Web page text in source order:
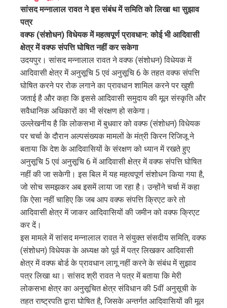
सांसद मन्नालाल रावत ने इस संबंध में समिति को लिखा था सुझाव
पत्र
वक्फ (संशोधन) विधेयक में महत्वपूर्ण प्रावधान: कोई भी आदिवासी
क्षेत्र में वक्फ संपत्ति घोषित नहीं कर सकेगा
उदयपुर। सांसद मन्नालाल रावत ने वक्फ (संशोधन) विधेयक में
आदिवासी क्षेत्र में अनुसूचि 5 एवं अनुसूचि 6 के तहत वक्फ संपत्ति
घोषित करने पर रोक लगाने का प्रावधान शामिल करने पर खुशी
जताई है और कहा कि इससे आदिवासी समुदाय की मूल संस्कृति और
सवैधानिक अधिकारों का भी संरक्षण हो सकेगा।
उल्लेखनीय है कि लोकसभा में बुधवार को वक्फ (संशोधन) विधेयक
पर चर्चा के दौरान अल्पसंख्यक मामलों के मंत्री किरन रिजिजू ने
बताया कि देश के आदिवासियों के संरक्षण को ध्यान में रखते हुए
अनुसूचि 5 एवं अनुसूचि 6 में आदिवासी क्षेत्र में वक्फ संपत्ति घोषित
नहीं की जा सकेगी। इस बिल में यह महत्वपूर्ण संशोधन किया गया है,
जो सोच समझकर अब इसमें लाया जा रहा है। उन्होंने चर्चा में कहा
कि ऐसा नहीं चाहिए कि जब आप वक्फ संपत्ति क्रिएट करे तो
आदिवासी क्षेत्र में जाकर आदिवासियों की जमीन को वक्फ क्रिएट
कर दें।
इस मामले में सांसद मन्नालाल रावत ने संयुक्त संसदीय समिति, वक्फ
(संशोधन) विधेयक के अध्यक्ष को पूर्व में पत्र लिखकर आदिवासी
क्षेत्र में वक्फ बोर्ड के प्रावधान लागू नहीं करने के संबंध में सुझाव
पत्र लिखा था। सांसद श्री रावत ने पत्र में बताया कि मेरी
लोकसभा क्षेत्र का अनुसूचित क्षेत्र संविधान की 5वीं अनुसूची के
तहत राष्ट्रपति द्वारा घोषित है, जिसके अन्तर्गत आदिवासियों की मूल